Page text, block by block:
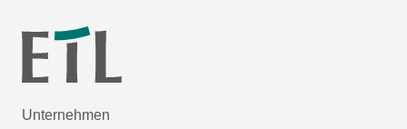
Unternehmen